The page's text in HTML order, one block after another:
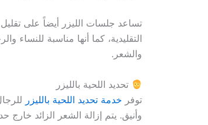
تساعد جلسات الليزر أيضاً على
التقليدية، كما أنها مناسبة
والشعر.
تحديد اللحية بالليزر
توفر خدمة تحديد اللحية بالليزر
وأنيق. يتم إزالة الشعر الزائد